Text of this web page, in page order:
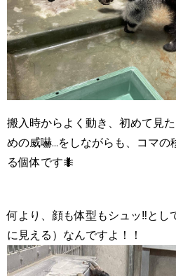
搬入時からよく動き、初めて見
めの威嚇...をしながらも、コマ
る個体です🐜
何より、顔も体型もシュッ‼︎とし
に見える）なんですよ！！